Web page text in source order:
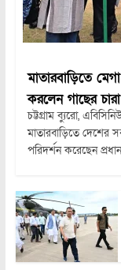
মাতারবাড়িতে
করলেন গাছের চারা
চট্টগ্রাম ব্যুরো,
মাতারবাড়িতে দেশের
পরিদর্শন করেছেন